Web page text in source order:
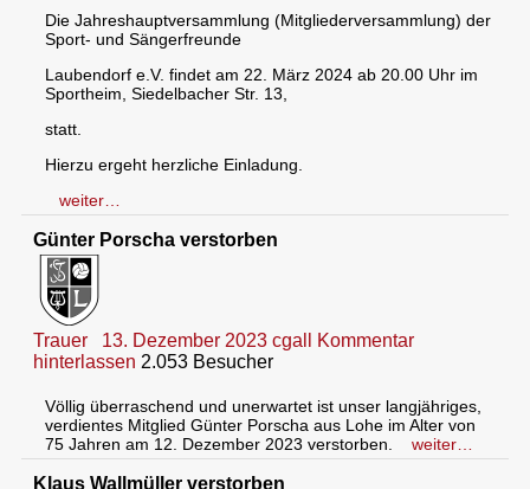
Die Jahreshauptversammlung (Mitgliederversammlung) der
Sport- und Sängerfreunde
Laubendorf e.V. findet am 22. März 2024 ab 20.00 Uhr im
Sportheim, Siedelbacher Str. 13,
statt.
Hierzu ergeht herzliche Einladung.
weiter…
Günter Porscha verstorben
Trauer 13. Dezember 2023 cgall
Kommentar
hinterlassen 2.053 Besucher
Völlig überraschend und unerwartet ist unser langjähriges,
verdientes Mitglied Günter Porscha aus Lohe im Alter von
75 Jahren am 12. Dezember 2023 verstorben.
weiter…
Klaus Wallmüller verstorben